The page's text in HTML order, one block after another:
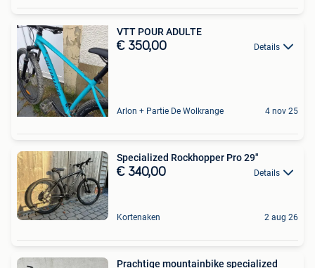
VTT POUR ADULTE
€ 350,00 Details
Arlon + Partie De Wolkrange 4 nov 25
Specialized Rockhopper Pro 29"
€ 340,00 Details
Kortenaken 2 aug 26
Prachtige mountainbike specialized